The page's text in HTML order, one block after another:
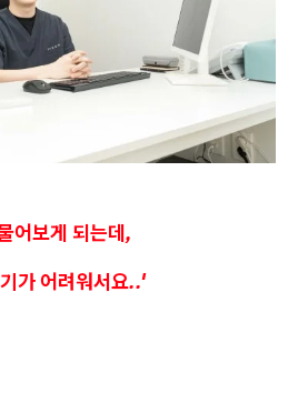
어보게 되는데,
가 어려워서요..'